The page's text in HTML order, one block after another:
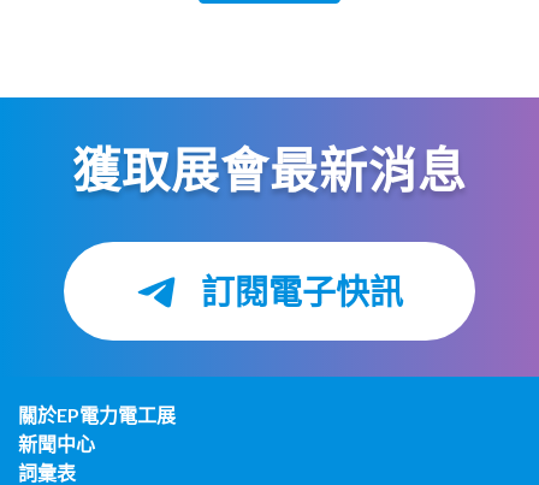
獲取展會最新消息
訂閱電子快訊
關於EP電力電工展
新聞中心
詞彙表